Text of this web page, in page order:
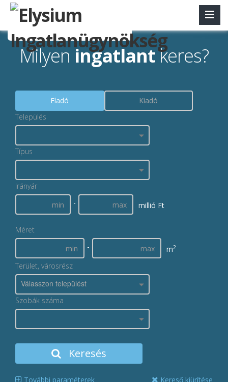
Milyeningatlantkeres?
Eladó
Kiadó
Település
Típus
Irányár
-
millió Ft
Méret
-
m2
Terület, városrész
Válasszon települést
Szobák száma
Keresés
További paraméterek Kereső kiürítése